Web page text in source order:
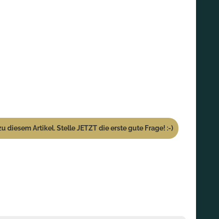
diesem Artikel. Stelle JETZT die erste gute Frage! :-)